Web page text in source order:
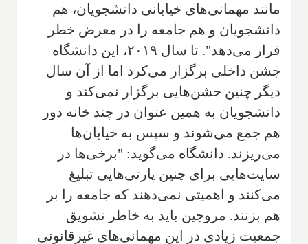
مانند مهمانی‌های خیابانی دانشجویان، هم
دانشجویان و هم جامعه را در معرض خطر
قرار می‌دهد". تا سال ۲۰۱۹، این دانشگاه
جشن داخلی برگزار می‌کرد اما از آن سال
دیگر چنین جشن‌هایی برگزار نمی‌کند و
دانشجویان به همین عنوان در چند خانه دور
هم جمع می‌شوند و سپس به خیابان‌ها
می‌ریزند. دانشگاه می‌گوید: "برخی‌ها در
سایت‌هایی برای چنین پارتی‌هایی تبلیغ
می‌کنند و اهمیتی نمی‌دهند که جامعه را بر
هم بزنند. مروجین باید به خاطر تشویق
جمعیت زیادی در این مهمانی‌های غیرقانونی